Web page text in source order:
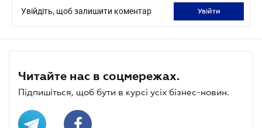
Увійдіть, щоб залишити коментар увійти
Читайте нас в соцмережах.
Підпишіться, щоб бути в курсі усіх бізнес-новин.